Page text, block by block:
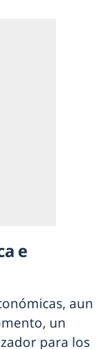
e
aun
un
para los